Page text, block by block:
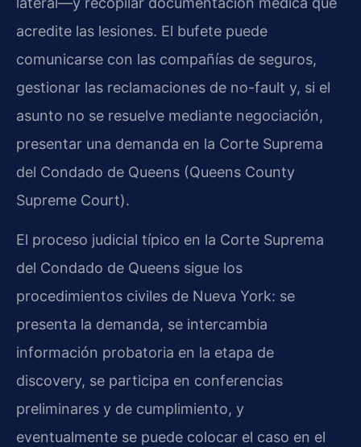
acredite las lesiones. El bufete puede
comunicarse con las compañías de seguros,
gestionar las reclamaciones de no-fault y, si el
asunto no se resuelve mediante negociación,
presentar una demanda en la Corte Suprema
del Condado de Queens (Queens County
Supreme Court).
El proceso judicial típico en la Corte Suprema
del Condado de Queens sigue los
procedimientos civiles de Nueva York: se
presenta la demanda, se intercambia
información probatoria en la etapa de
discovery, se participa en conferencias
preliminares y de cumplimiento, y
eventualmente se puede colocar el caso en el